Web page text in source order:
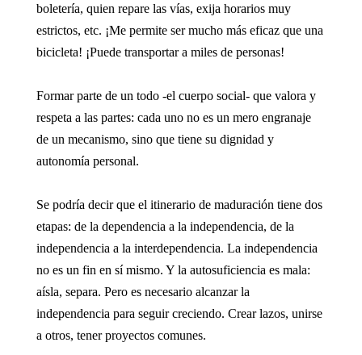
boletería, quien repare las vías, exija horarios muy
estrictos, etc. ¡Me permite ser mucho más eficaz que una
bicicleta! ¡Puede transportar a miles de personas!
Formar parte de un todo -el cuerpo social- que valora y
respeta a las partes: cada uno no es un mero engranaje
de un mecanismo, sino que tiene su dignidad y
autonomía personal.
Se podría decir que el itinerario de maduración tiene dos
etapas: de la dependencia a la independencia, de la
independencia a la interdependencia. La independencia
no es un fin en sí mismo. Y la autosuficiencia es mala:
aísla, separa. Pero es necesario alcanzar la
independencia para seguir creciendo. Crear lazos, unirse
a otros, tener proyectos comunes.